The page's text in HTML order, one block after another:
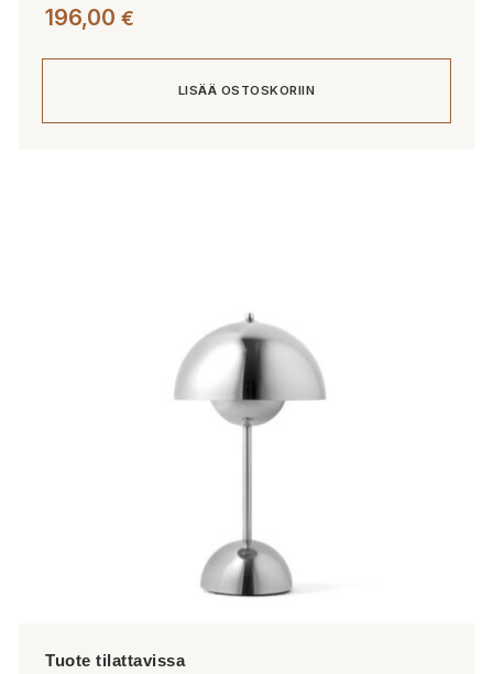
196,00 €
LISÄÄ OSTOSKORIIN